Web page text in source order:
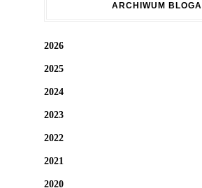
ARCHIWUM BLOGA
2026
2025
2024
2023
2022
2021
2020